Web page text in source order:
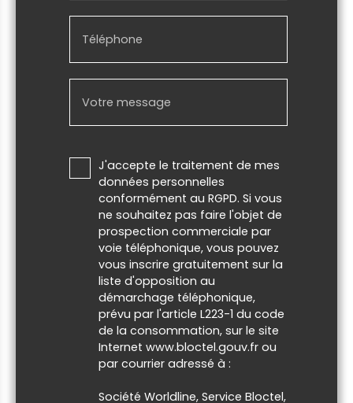
Téléphone
Votre message
J'accepte le traitement de mes
données personnelles
conformément au RGPD. Si vous
ne souhaitez pas faire l'objet de
prospection commerciale par
voie téléphonique, vous pouvez
vous inscrire gratuitement sur la
liste d'opposition au
démarchage téléphonique,
prévu par l'article L223-1 du code
de la consommation, sur le site
Internet www.bloctel.gouv.fr ou
par courrier adressé à :
Société Worldline, Service Bloctel,